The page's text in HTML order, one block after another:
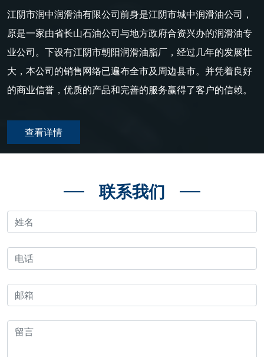
要擦亮眼睛，仔细选择有质量保证的润滑油制造商，尽
量避免购买假冒伪劣产品。应仔细检查其粘度试验和润
滑性能试验。
明方法 在晴天，用螺丝刀将润滑油向上提起，与水平
面成45度角，与阳光对比，观察油滴，然后在光线
下，可以清楚地看到润滑油中没有磨损碎屑。它可以继
续发挥作用。如果磨损碎屑过多，更换润滑油。 （4）
油滴示踪法 取一张干净的白色滤纸，在滤纸上滴几滴
味，说明润滑油中有很多杂质。良好的润滑油无粉末，
加剂。 发动机润滑油和齿轮润滑油都含有抗磨添加
油压力大，有形成边界润滑的趋势。在这种情况下，两
个摩擦表面之间不会出现完整的液体润滑膜。例如，轿
车和卡车差速器都有环形和小齿轮准双曲面齿轮组。准
双曲面齿轮组可导致边界润滑、压力作用和滑动作用，
从而去除齿轮中的大部分润滑油。为了抵抗恶劣环境，
滑油中添加了极压添加剂，以减少磨损并延长齿轮和轴
承的使用寿命。 由于动力传动系统的许多部件由铁质
材料制成，因此需要润滑油来防止铁质部件的腐蚀和其
中）不像在发动机中那样常见。 动力传动系统中齿轮
组的许多小而复杂的部件会产生很大的噪声，并可能承
受冲击载荷。齿轮润滑油的粘度和极压公式将降低齿轮
的噪音，并消散冲击载荷。 齿轮组的旋转也经常导致
润滑油产生泡沫。如果齿轮润滑剂形成泡沫，由于润滑
油中的悬浮空气是可压缩的，因此承载能力将大大降
致隔离膜的厚度变薄。相反，减薄隔离膜的厚度将使齿
间直接接触金属并加速磨损。齿轮润滑油需要能够驱散
夹带的空气，以确保形成足够厚的润滑膜，并防止齿轮
接触磨损。
江阴市润中润滑油有限公司前身是江阴市城中润滑油公司，
原是一家由省长山石油公司与地方政府合资兴办的润滑油专
业公司。下设有江阴市朝阳润滑油脂厂，经过几年的发展壮
大，本公司的销售网络已遍布全市及周边县市。并凭着良好
的商业信誉，优质的产品和完善的服务赢得了客户的信赖。
查看详情
联系我们